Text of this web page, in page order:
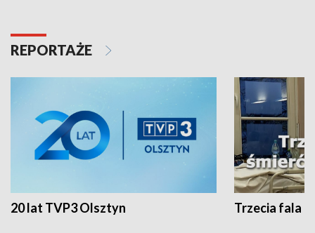
REPORTAŻE
20 lat TVP3 Olsztyn Trzecia fala -